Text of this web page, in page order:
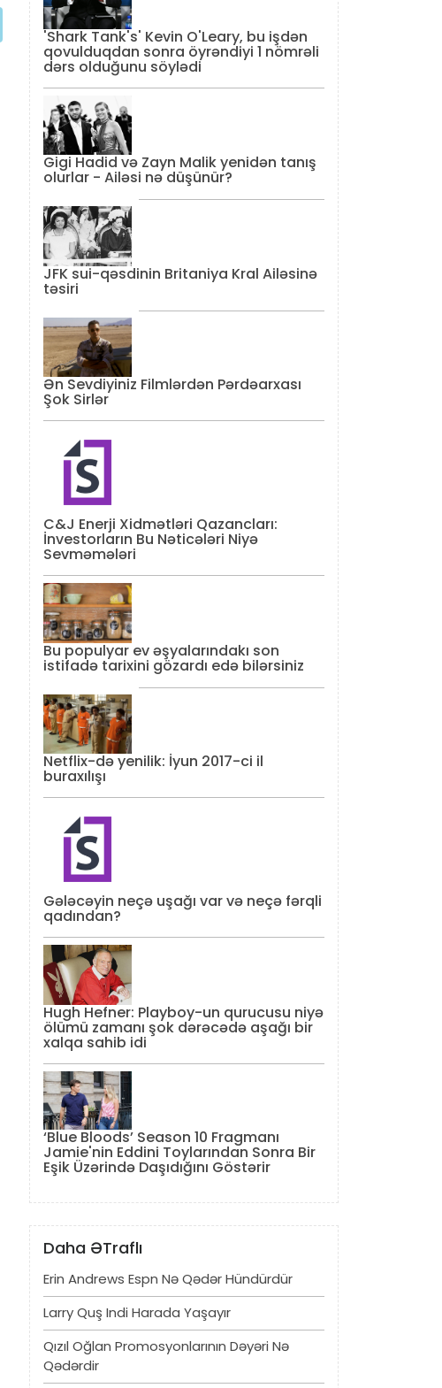
'Shark Tank's' Kevin O'Leary, bu işdən
qovulduqdan sonra öyrəndiyi 1 nömrəli
dərs olduğunu söylədi
Gigi Hadid və Zayn Malik yenidən tanış
olurlar - Ailəsi nə düşünür?
JFK sui-qəsdinin Britaniya Kral Ailəsinə
təsiri
Ən Sevdiyiniz Filmlərdən Pərdəarxası
Şok Sirlər
C&J Enerji Xidmətləri Qazancları:
İnvestorların Bu Nəticələri Niyə
Sevməmələri
Bu populyar ev əşyalarındakı son
istifadə tarixini gözardı edə bilərsiniz
Netflix-də yenilik: İyun 2017-ci il
buraxılışı
Gələcəyin neçə uşağı var və neçə fərqli
qadından?
Hugh Hefner: Playboy-un qurucusu niyə
ölümü zamanı şok dərəcədə aşağı bir
xalqa sahib idi
‘Blue Bloods’ Season 10 Fragmanı
Jamie'nin Eddini Toylarından Sonra Bir
Eşik Üzərində Daşıdığını Göstərir
Daha ƏTraflı
Erin Andrews Espn Nə Qədər Hündürdür
Larry Quş Indi Harada Yaşayır
Qızıl Oğlan Promosyonlarının Dəyəri Nə
Qədərdir